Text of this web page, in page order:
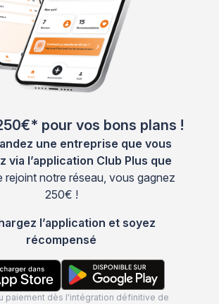
pour vos bons plans !
une entreprise que vous
via l’application Club Plus que
rejoint notre réseau, vous gagnez
250€ !
l’application et soyez
récompensé
paiement dès l'intégration définitive de